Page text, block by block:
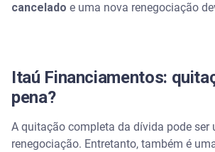
cancelado e uma nova renegociação
Itaú Financiamentos:
pena?
A quitação completa da dívida pode ser
renegociação. Entretanto, também é